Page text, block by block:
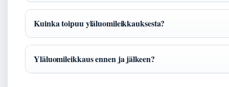
Kuinka toipuu yläluomileikkauksesta?
Yläluomileikkaus ennen ja jälkeen?